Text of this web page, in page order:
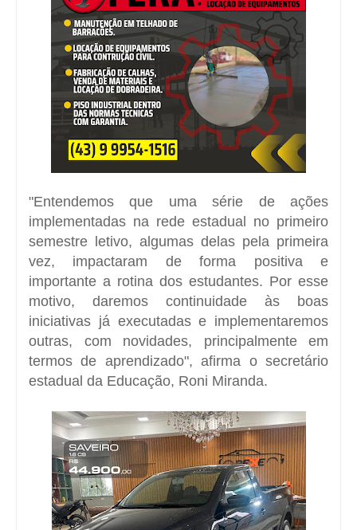
"Entendemos que uma série de ações
implementadas na rede estadual no primeiro
semestre letivo, algumas delas pela primeira
vez, impactaram de forma positiva e
importante a rotina dos estudantes. Por esse
motivo, daremos continuidade às boas
iniciativas já executadas e implementaremos
outras, com novidades, principalmente em
termos de aprendizado", afirma o secretário
estadual da Educação, Roni Miranda.